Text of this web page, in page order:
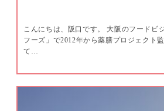
こんにちは、阪口です。 大阪のフードビ
フーズ」で2012年から薬膳プロジェクト
て…